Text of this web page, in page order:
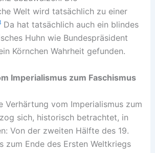
Welt wird tatsächlich zu einer
Da hat tatsächlich auch ein blindes
Huhn wie Bundespräsident
Körnchen Wahrheit gefunden.
Imperialismus zum Faschismus
Verhärtung vom Imperialismus zum
sich, historisch betrachtet, in
Von der zweiten Hälfte des 19.
zum Ende des Ersten Weltkriegs